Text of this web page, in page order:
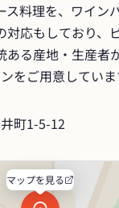
ス料理を、ワイン
対応もしており、
ある産地・生産者
をご用意していま
町1-5-12
マップを見る